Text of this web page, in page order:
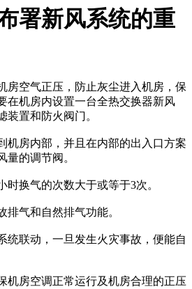
署新风系统的重
房空气正压，防止灰尘进入机房，保
在机房内设置一台全热交换器新风
装置和防火阀门。
机房内部，并且在内部的出入口方案
量的调节阀。
时换气的次数大于或等于3次。
排气和自然排气功能。
统联动，一旦发生火灾事故，便能自
机房空调正常运行及机房合理的正压